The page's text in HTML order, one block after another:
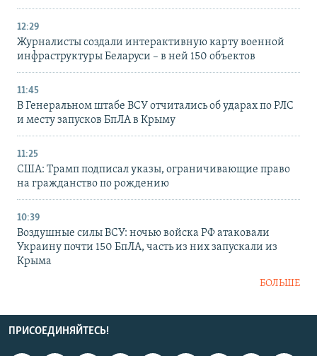
12:29
Журналисты создали интерактивную карту военной
инфраструктуры Беларуси – в ней 150 объектов
11:45
В Генеральном штабе ВСУ отчитались об ударах по РЛС
и месту запусков БпЛА в Крыму
11:25
США: Трамп подписал указы, ограничивающие право
на гражданство по рождению
10:39
Воздушные силы ВСУ: ночью войска РФ атаковали
Украину почти 150 БпЛА, часть из них запускали из
Крыма
БОЛЬШЕ
ПРИСОЕДИНЯЙТЕСЬ!